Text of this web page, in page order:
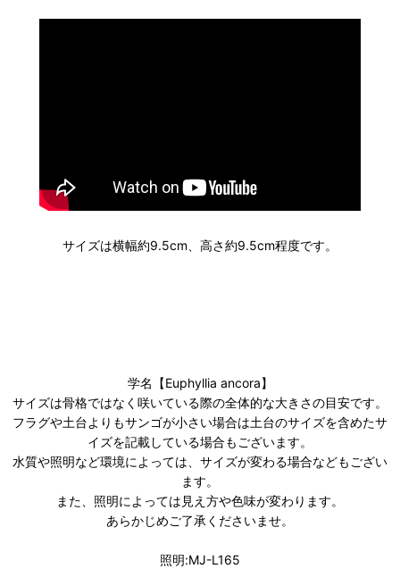
サイズは横幅約9.5cm、高さ約9.5cm程度です。
学名【Euphyllia ancora】
サイズは骨格ではなく咲いている際の全体的な大きさの目安です。
フラグや土台よりもサンゴが小さい場合は土台のサイズを含めたサ
イズを記載している場合もございます。
水質や照明など環境によっては、サイズが変わる場合などもござい
ます。
また、照明によっては見え方や色味が変わります。
あらかじめご了承くださいませ。
照明:MJ-L165